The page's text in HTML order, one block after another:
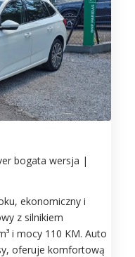
bogata wersja |
ekonomiczny i
z silnikiem
i mocy 110 KM. Auto
oferuje komfortową